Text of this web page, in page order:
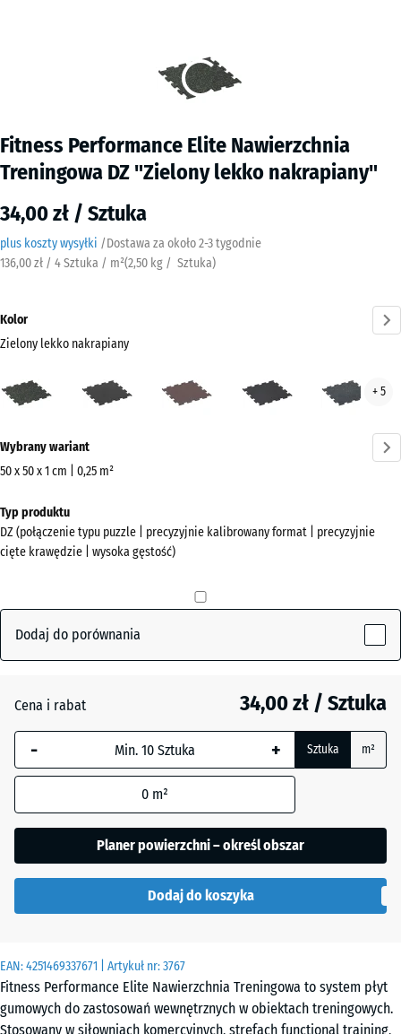
Fitness Performance Elite Nawierzchnia
Treningowa DZ "Zielony lekko nakrapiany"
34,00 zł / Sztuka
plus koszty wysyłki /Dostawa za około2-3 tygodnie
136,00 zł / 4 Sztuka / m²(2,50 kg / Sztuka)
EAN:4251469337671 | Artykuł nr:3767
Fitness Performance Elite Nawierzchnia Treningowa to system płyt
gumowych do zastosowań wewnętrznych w obiektach treningowych.
Stosowany w siłowniach komercyjnych, strefach functional training,
Kolor
Zielony lekko nakrapiany
lekko
(active)
Mineralna
lekko
+ 5
informacji
o
Pokaż
paletę
Zielony
lekko
nakrapiany
Niebiesko
lekko
nakrapiany
Wybrany wariant
50 x 50 x 1 cm | 0,25 m²
do
wysyłki
530
Wybrany,
niebiesko
obramowany
wymiar jest
obliczenia
zapotrzebowania
(chyba że w
danych produktu
50
x
50
x 1
Typ produktu
DZ (połączenie typu puzzle | precyzyjnie kalibrowany format | precyzyjnie
cięte krawędzie | wysoka gęstość)
Dodaj do porównania
Cena i rabat 34,00 zł / Sztuka
- + Sztuka m²
0 m²
Planer powierzchni – określ obszar
Dodaj do koszyka